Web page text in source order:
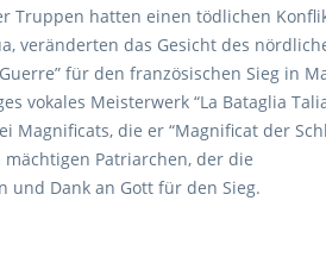
Truppen hatten einen tödlichen
veränderten das Gesicht des
für den französischen Sieg in
vokales Meisterwerk “La Bataglia
die er “Magnificat der
Patriarchen, der die
und Dank an Gott für den Sieg.